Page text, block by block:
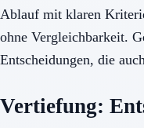
Ablauf mit klaren
ohne Vergleichbarkeit.
Entscheidungen, die
Vertiefung: